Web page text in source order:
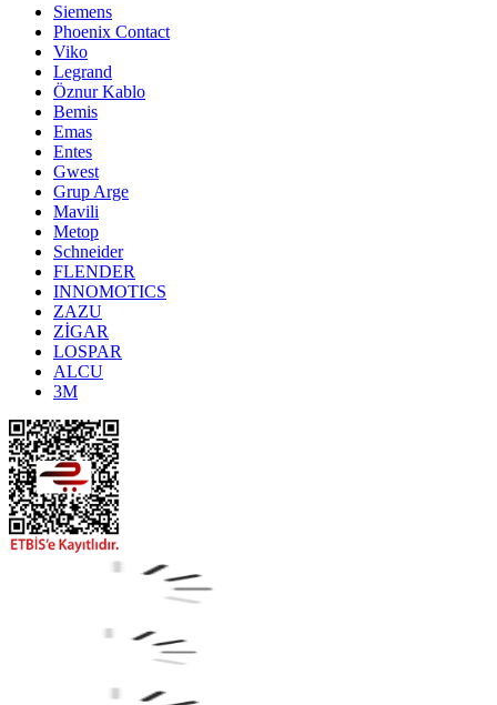
Siemens
Phoenix Contact
Viko
Legrand
Öznur Kablo
Bemis
Emas
Entes
Gwest
Grup Arge
Mavili
Metop
Schneider
FLENDER
INNOMOTICS
ZAZU
ZİGAR
LOSPAR
ALCU
3M